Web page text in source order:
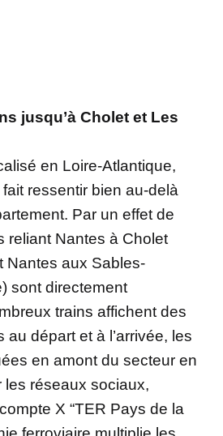
jusqu’à Cholet et Les
en Loire-Atlantique,
fait ressentir bien au-delà
Par un effet de
reliant Nantes à Cholet
Nantes aux Sables-
sont directement
trains affichent des
au départ et à l’arrivée, les
en amont du secteur en
les réseaux sociaux,
X “TER Pays de la